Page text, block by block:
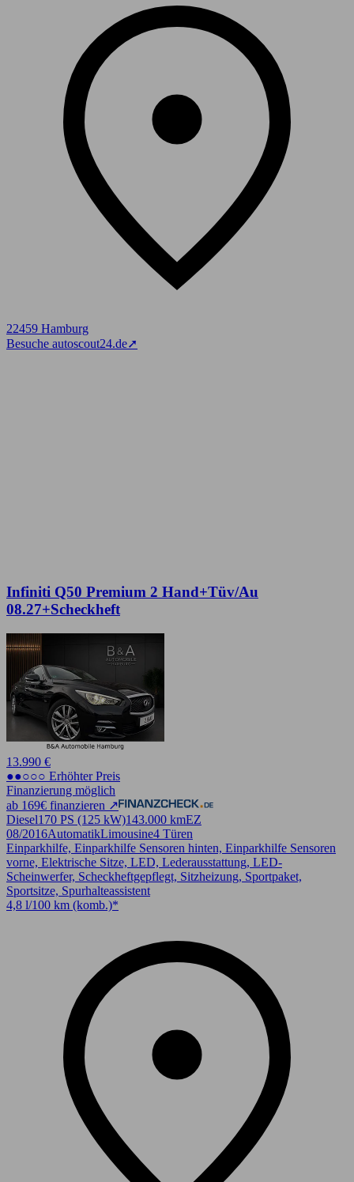
22459 Hamburg
Besuche autoscout24.de➚
Infiniti Q50 Premium 2 Hand+Tüv/Au
08.27+Scheckheft
13.990 €
●●○○○ Erhöhter Preis
Finanzierung möglich
ab 169€ finanzieren ↗
Diesel170 PS (125 kW)143.000 kmEZ
08/2016AutomatikLimousine4 Türen
Einparkhilfe, Einparkhilfe Sensoren hinten, Einparkhilfe Sensoren
vorne, Elektrische Sitze, LED, Lederausstattung, LED-
Scheinwerfer, Scheckheftgepflegt, Sitzheizung, Sportpaket,
Sportsitze, Spurhalteassistent
4,8 l/100 km (komb.)*